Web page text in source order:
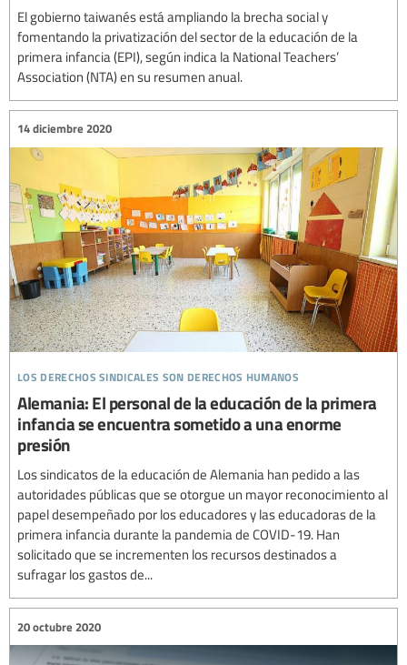
El gobierno taiwanés está ampliando la brecha social y
fomentando la privatización del sector de la educación de la
primera infancia (EPI), según indica la National Teachers’
Association (NTA) en su resumen anual.
los derechos sindicales son derechos humanos
14 diciembre 2020
Alemania: El personal de la educación de la primera
infancia se encuentra sometido a una enorme
presión
Los sindicatos de la educación de Alemania han pedido a las
autoridades públicas que se otorgue un mayor reconocimiento al
papel desempeñado por los educadores y las educadoras de la
primera infancia durante la pandemia de COVID-19. Han
solicitado que se incrementen los recursos destinados a
sufragar los gastos de...
20 octubre 2020